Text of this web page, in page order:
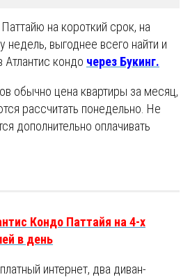
на короткий срок, на
недель, выгоднее всего найти и
Атлантис кондо через Букинг.
обычно цена квартиры за месяц,
рассчитать понедельно. Не
дополнительно оплачивать
Кондо Паттайя на 4-х
в день
интернет, два диван-